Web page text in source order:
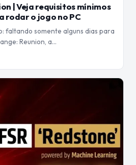
| Veja requisitos mínimos
rodar o jogo no PC
faltando somente alguns dias para
Reunion, a…